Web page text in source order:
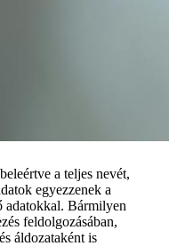
a teljes nevét,
egyezzenek a
adatokkal. Bármilyen
feldolgozásában,
áldozataként is